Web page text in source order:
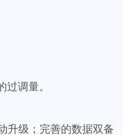
调量。
升级；完善的数据双备